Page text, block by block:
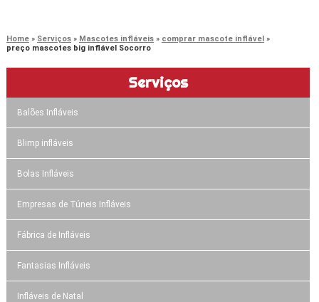
Home Serviços Mascotes infláveis
comprar mascote inflável
preço mascotes big inflável Socorro
Serviços
Balões Infláveis
Blimp infláveis
Bolas Infláveis
Empresas de Túneis Infláveis
Fábrica de Infláveis
Fantasias Infláveis
Infláveis de Natal